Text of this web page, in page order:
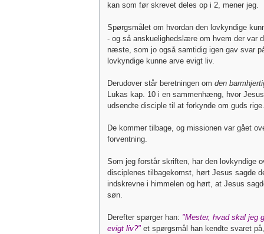
kan som før skrevet deles op i 2, mener jeg.
Spørgsmålet om hvordan den lovkyndige
- og så anskuelighedslære om hvem der var
næste, som jo også samtidig igen gav svar
lovkyndige kunne arve evigt liv.
Derudover står beretningen om den
Lukas kap. 10 i en sammenhæng, hvor
udsendte disciple til at forkynde om guds rige.
De kommer tilbage, og missionen var gået
forventning.
Som jeg forstår skriften, har den lovkyndige
disciplenes tilbagekomst, hørt Jesus sagde
indskrevne i himmelen og hørt, at Jesus
søn.
Derefter spørger han: "Mester, hvad skal jeg
evigt liv?" et spørgsmål han kendte svaret